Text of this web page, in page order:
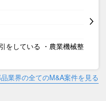
をしている ・農業機械整
業界の全てのM&A案件を見る